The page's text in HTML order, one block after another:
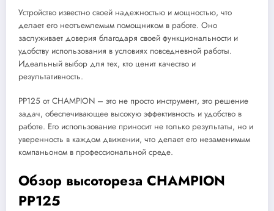
Устройство известно своей надежностью и мощностью, что
делает его неотъемлемым помощником в работе. Оно
заслуживает доверия благодаря своей функциональности и
удобству использования в условиях повседневной работы.
Идеальный выбор для тех, кто ценит качество и
результативность.
PP125 от CHAMPION – это не просто инструмент, это решение
задач, обеспечивающее высокую эффективность и удобство в
работе. Его использование приносит не только результаты, но и
уверенность в каждом движении, что делает его незаменимым
компаньоном в профессиональной среде.
Обзор высотореза CHAMPION
PP125